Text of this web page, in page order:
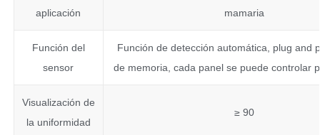
aplicación
mamaria
Función del
sensor
Función de detección automática, plug and
de memoria, cada panel se puede controlar
Visualización de
la uniformidad
≥ 90